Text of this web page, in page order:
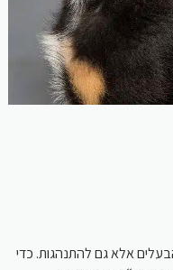
אלא גם להתנהגות. כדי